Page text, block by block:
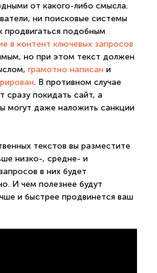
от какого-либо смысла.
ни поисковые системы
продвигаться подобным
в контент ключевых запросов
но при этом текст должен
грамотно написан и
. В противном случае
сразу покидать сайт, а
могут даже наложить санкции
текстов вы разместите
низко-, средне- и
в них будет
И чем полезнее будут
и быстрее продвинется ваш